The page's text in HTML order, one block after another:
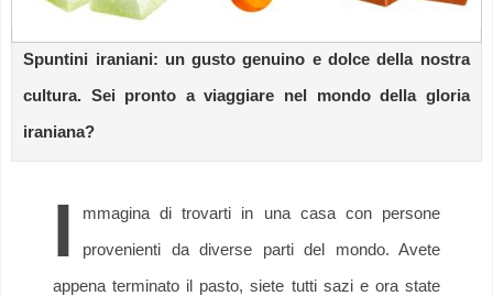
Spuntini iraniani: un gusto genuino e dolce della nostra
cultura. Sei pronto a viaggiare nel mondo della gloria
iraniana?
I
mmagina di trovarti in una casa con persone
provenienti da diverse parti del mondo. Avete
appena terminato il pasto, siete tutti sazi e ora state